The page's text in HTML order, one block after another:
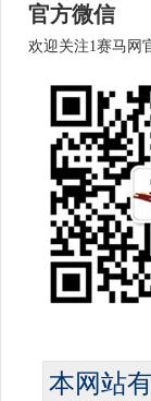
官方微信
欢迎关注1赛马网
本网站